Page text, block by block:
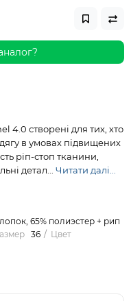
4.0 створені для тих, хто
в умовах підвищених
ріп-стоп тканини,
детал... Читати далі...
65% полиэстер + рип
36
Цвет